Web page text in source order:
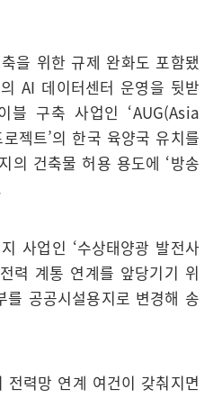
을 위한 규제 완화도 포함됐
AI 데이터센터 운영을 뒷받
블 구축 사업인 ‘AUG(Asia
젝트’의 한국 육양국 유치를
의 건축물 허용 용도에 ‘방송
사업인 ‘수상태양광 발전사
력 계통 연계를 앞당기기 위
공공시설용지로 변경해 송
전력망 연계 여건이 갖춰지면